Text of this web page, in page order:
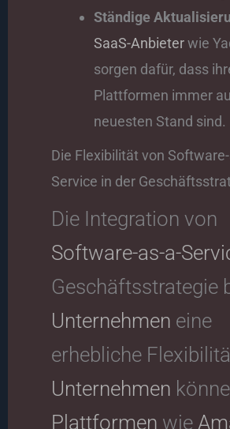
Ständige
SaaS-Anbieterwie
sorgen dafür, dass
Plattformen immer
neuesten Stand sind.
Die Flexibilität von
Service in der
Die Integration von
Software-as-a-
Geschäftsstrategie
Unternehmen eine
erhebliche
Unternehmen
Plattformen wie